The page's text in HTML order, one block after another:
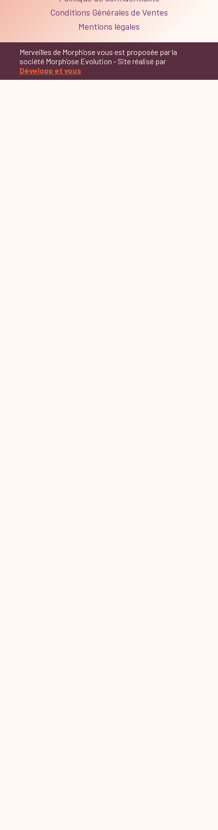
Conditions Générales de Ventes
Mentions légales
Merveilles de Morph’ose vous est proposée par la
société Morph’ose Evolution - Site réalisé par
Développ et vous